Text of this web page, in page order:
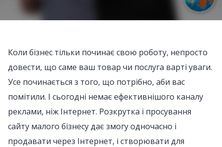
Коли бізнес тільки починає свою роботу, непросто
довести, що саме ваш товар чи послуга варті уваги.
Усе починається з того, що потрібно, аби вас
помітили. І сьогодні немає ефективнішого каналу
реклами, ніж Інтернет. Розкрутка і просування
сайту малого бізнесу дає змогу одночасно і
продавати через Інтернет, і створювати для